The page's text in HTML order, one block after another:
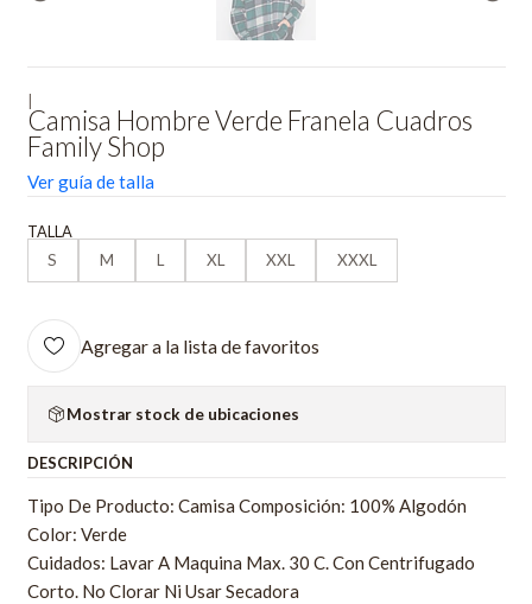
Camisa Hombre Verde Franela Cuadros
Family Shop
Ver guía de talla
TALLA
S
M L XL XXL XXXL
Agregar a la lista de favoritos
Mostrar stock de ubicaciones
DESCRIPCIÓN
Tipo De Producto: Camisa Composición: 100% Algodón
Color: Verde
Cuidados: Lavar A Maquina Max. 30 C. Con Centrifugado
Corto. No Clorar Ni Usar Secadora